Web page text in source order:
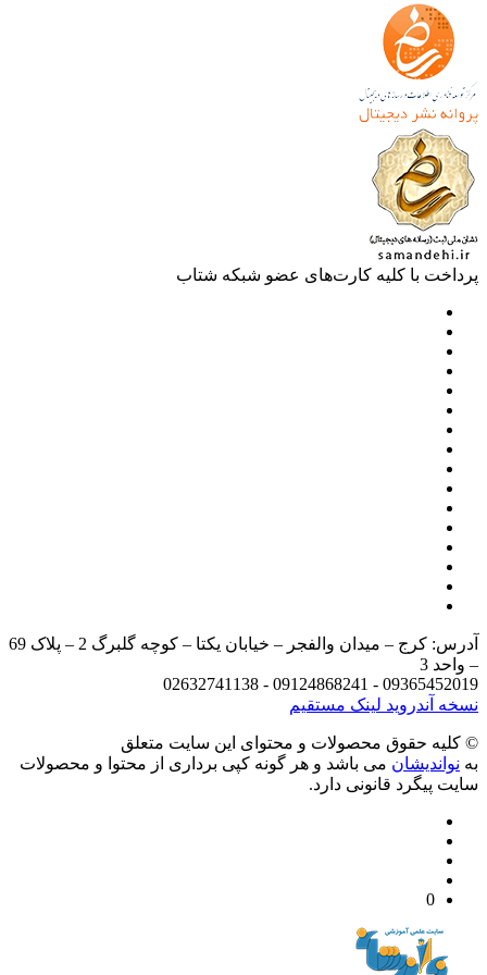
با کلیه کارت‌های عضو شبکه شتاب
آدرس: کرج – میدان والفجر – خیابان یکتا – کوچه گلبرگ 2 – پلاک 69
3
09365452019 - 09124868241 -
آندرویدلینک مستقیم
حقوق محصولات و محتوای اين سایت متعلق
می باشد و هر گونه کپی برداری از محتوا و محصولات
پیگرد قانونی دارد.